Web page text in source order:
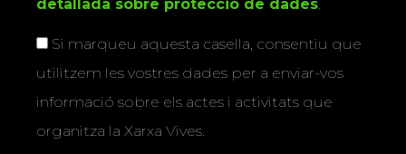
detallada sobre protecció de dades.
Si marqueu aquesta casella, consentiu que
utilitzem les vostres dades per a enviar-vos
informació sobre els actes i activitats que
organitza la Xarxa Vives.